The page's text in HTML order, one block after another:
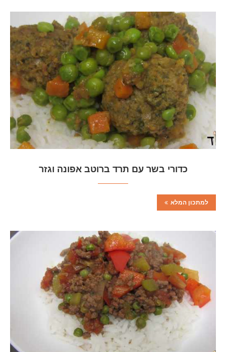
כדורי בשר עם תרד ברוטב אפונה וגזר
למתכון המלא